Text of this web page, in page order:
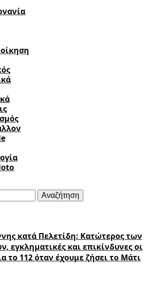
κατά Πελετίδη: Κατώτερος των
εγκληματικές και επικίνδυνες οι
το 112 όταν έχουμε ζήσει το Μάτι